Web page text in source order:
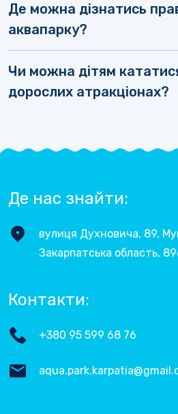
Де можна дізнатись
аквапарку?
Чи можна дітям
дорослих атракціонах?
Де нас знайти:
вулиця Духновича, 89,
Закарпатська область,
Контакти:
+380 95 599 68 76